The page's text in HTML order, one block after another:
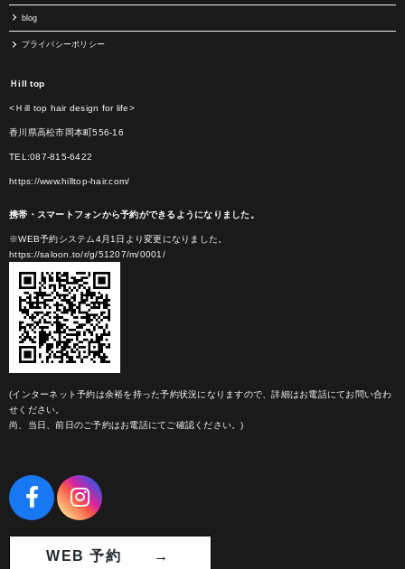
blog
プライバシーポリシー
Ｈill top
<Ｈill top hair design for life>
香川県高松市岡本町556-16
TEL:087-815-6422
https://www.hilltop-hair.com/
携帯・スマートフォンから予約ができるようになりました。
※WEB予約システム4月1日より変更になりました。
https://saloon.to/r/g/51207/m/0001/
(インターネット予約は余裕を持った予約状況になりますので、詳細はお電話にてお問い合わ
せください。
尚、当日、前日のご予約はお電話にてご確認ください。)
WEB 予約 →